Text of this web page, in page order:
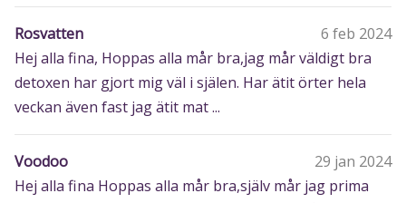
Rosvatten
6 feb 2024
Hej alla fina, Hoppas alla mår bra,jag mår väldigt bra
detoxen har gjort mig väl i själen. Har ätit örter hela
veckan även fast jag ätit mat ...
Voodoo
29 jan 2024
Hej alla fina Hoppas alla mår bra,själv mår jag prima